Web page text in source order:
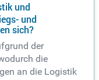
und
und
sich?
der
die
an die Logistik